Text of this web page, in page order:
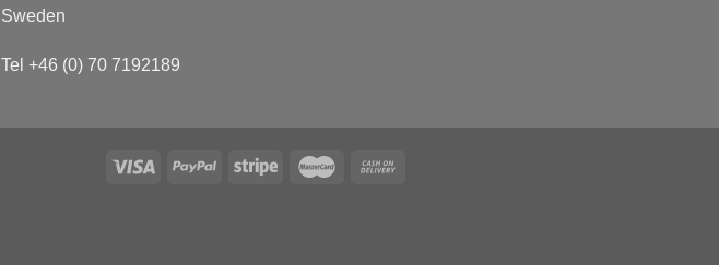
Sweden
Tel +46 (0) 70 7192189